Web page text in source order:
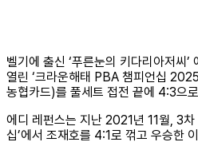
벨기에 출신 ‘푸른눈의 키다리아저씨
열린 ‘크라운해태 PBA 챔피언십
농협카드)를 풀세트 접전 끝에 4:3으
에디 레펀스는 지난 2021년 11월, 3
십’에서 조재호를 4:1로 꺾고 우승한